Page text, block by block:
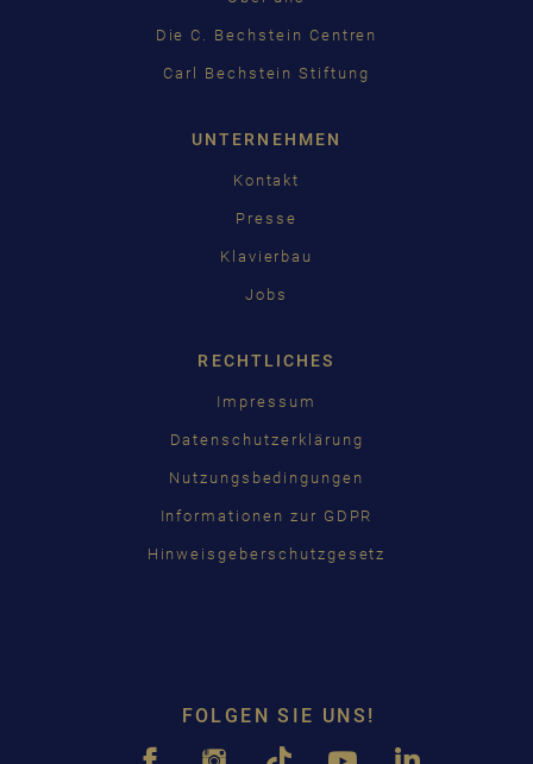
Die C. Bechstein Centren
Carl Bechstein Stiftung
UNTERNEHMEN
Kontakt
Presse
Klavierbau
Jobs
RECHTLICHES
Impressum
Datenschutzerklärung
Nutzungsbedingungen
Informationen zur GDPR
Hinweisgeberschutzgesetz
FOLGEN SIE UNS!